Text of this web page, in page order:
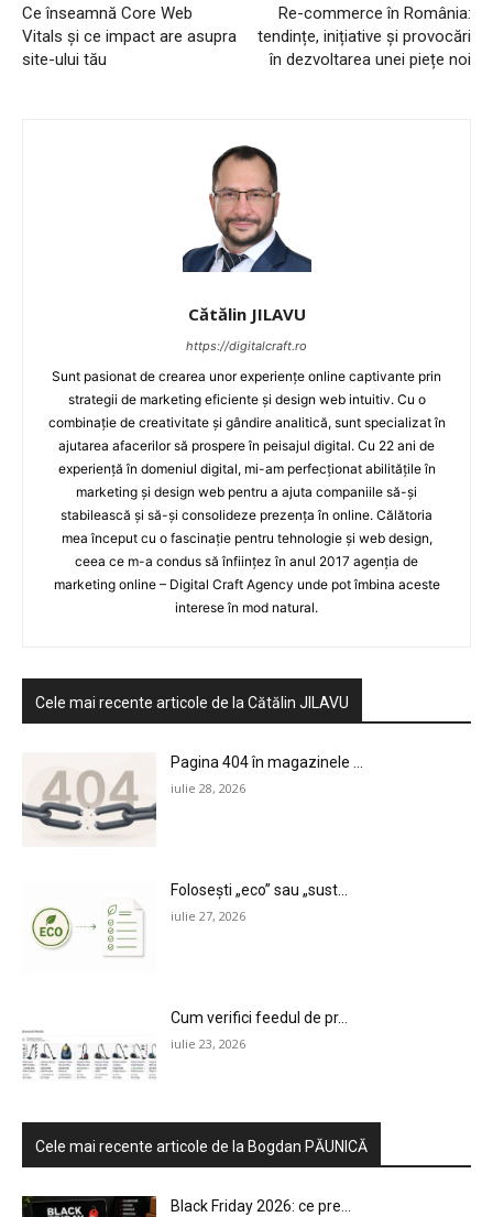
LEGAL & DP
STUDIES
CONTACT
Ce înseamnă Core Web
Vitals și ce impact are asupra
site-ului tău
Re-commerce în România:
tendințe, inițiative și provocări
în dezvoltarea unei piețe noi
Cătălin JILAVU
https://digitalcraft.ro
Sunt pasionat de crearea unor experiențe online captivante prin
strategii de marketing eficiente și design web intuitiv. Cu o
combinație de creativitate și gândire analitică, sunt specializat în
ajutarea afacerilor să prospere în peisajul digital. Cu 22 ani de
experiență în domeniul digital, mi-am perfecționat abilitățile în
marketing și design web pentru a ajuta companiile să-și
stabilească și să-și consolideze prezența în online. Călătoria
mea început cu o fascinație pentru tehnologie și web design,
ceea ce m-a condus să înființez în anul 2017 agenția de
marketing online – Digital Craft Agency unde pot îmbina aceste
interese în mod natural.
Cele mai recente articole de la Cătălin JILAVU
Pagina 404 în magazinele ...
iulie 28, 2026
Folosești „eco” sau „sust...
iulie 27, 2026
Cum verifici feedul de pr...
iulie 23, 2026
Cele mai recente articole de la Bogdan PĂUNICĂ
Black Friday 2026: ce pre...